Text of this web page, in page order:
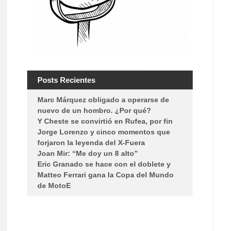
Posts Recientes
Marc Márquez obligado a operarse de
nuevo de un hombro. ¿Por qué?
Y Cheste se convirtió en Rufea, por fin
Jorge Lorenzo y cinco momentos que
forjaron la leyenda del X-Fuera
Joan Mir: “Me doy un 8 alto”
Eric Granado se hace con el doblete y
Matteo Ferrari gana la Copa del Mundo
de MotoE